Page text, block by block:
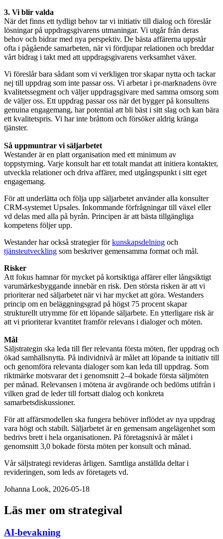
3. Vi blir valda
När det finns ett tydligt behov tar vi initiativ till dialog och föreslår
lösningar på uppdragsgivarens utmaningar. Vi utgår från deras
behov och bidrar med nya perspektiv. De bästa affärerna uppstår
ofta i pågående samarbeten, när vi fördjupar relationen och breddar
vårt bidrag i takt med att uppdragsgivarens verksamhet växer.
Vi föreslår bara sådant som vi verkligen tror skapar nytta och tackar
nej till uppdrag som inte passar oss. Vi arbetar i pr-marknadens övre
kvalitetssegment och väljer uppdragsgivare med samma omsorg som
de väljer oss. Ett uppdrag passar oss när det bygger på konsultens
genuina engagemang, har potential att bli bäst i sitt slag och kan bära
ett kvalitetspris. Vi har inte bråttom och försöker aldrig kränga
tjänster.
Så uppmuntrar vi säljarbetet
Westander är en platt organisation med ett minimum av
toppstyrning. Varje konsult har ett totalt mandat att initiera kontakter,
utveckla relationer och driva affärer, med utgångspunkt i sitt eget
engagemang.
För att underlätta och följa upp säljarbetet använder alla konsulter
CRM-systemet Upsales. Inkommande förfrågningar till växel eller
vd delas med alla på byrån. Principen är att bästa tillgängliga
kompetens följer upp.
Westander har också strategier förkunskapsdelning och
tjänsteutveckling som beskriver gemensamma format och mål.
Risker
Att fokus hamnar för mycket på kortsiktiga affärer eller långsiktigt
varumärkesbyggande innebär en risk. Den största risken är att vi
prioriterar ned säljarbetet när vi har mycket att göra. Westanders
princip om en beläggningsgrad på högst 75 procent skapar
strukturellt utrymme för ett löpande säljarbete. En ytterligare risk är
att vi prioriterar kvantitet framför relevans i dialoger och möten.
Mål
Säljstrategin ska leda till fler relevanta första möten, fler uppdrag och
ökad samhällsnytta. På individnivå är målet att löpande ta initiativ till
och genomföra relevanta dialoger som kan leda till uppdrag. Som
riktmärke motsvarar det i genomsnitt 2–4 bokade första säljmöten
per månad. Relevansen i mötena är avgörande och bedöms utifrån i
vilken grad de leder till fortsatt dialog och konkreta
samarbetsdiskussioner.
För att affärsmodellen ska fungera behöver inflödet av nya uppdrag
vara högt och stabilt. Säljarbetet är en gemensam angelägenhet som
bedrivs brett i hela organisationen. På företagsnivå är målet i
genomsnitt 3,0 bokade första möten per konsult och månad.
Vår säljstrategi revideras årligen. Samtliga anställda deltar i
revideringen, som leds av företagets vd.
Johanna Look, 2026-05-18
Läs mer om strategival
AI-bevakning